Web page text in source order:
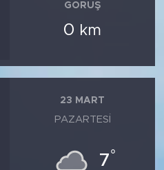
GÖRÜŞ
0 km
23 MART
PAZARTESI
7°